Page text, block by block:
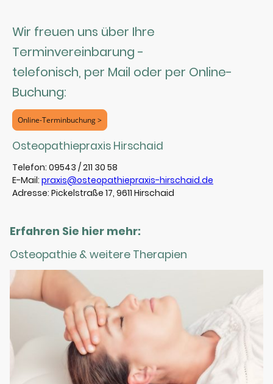
Wir freuen uns über Ihre
Terminvereinbarung -
telefonisch, per Mail oder per Online-
Buchung:
Online-Terminbuchung >
Osteopathiepraxis Hirschaid
Telefon: 09543 / 211 30 58
E-Mail: praxis@osteopathiepraxis-hirschaid.de
Adresse: Pickelstraße 17, 9611 Hirschaid
Erfahren Sie hier mehr:
Osteopathie & weitere Therapien